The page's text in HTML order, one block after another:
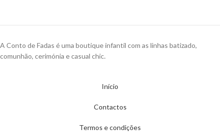
A Conto de Fadas é uma boutique infantil com as linhas batizado,
comunhão, cerimónia e casual chic.
Início
Contactos
Termos e condições